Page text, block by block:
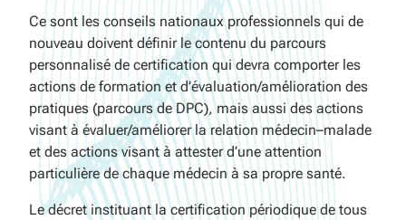
Ce sont les conseils nationaux professionnels qui de
nouveau doivent définir le contenu du parcours
personnalisé de certification qui devra comporter les
actions de formation et d’évaluation/amélioration des
pratiques (parcours de DPC), mais aussi des actions
visant à évaluer/améliorer la relation médecin–malade
et des actions visant à attester d’une attention
particulière de chaque médecin à sa propre santé.
Le décret instituant la certification périodique de tous